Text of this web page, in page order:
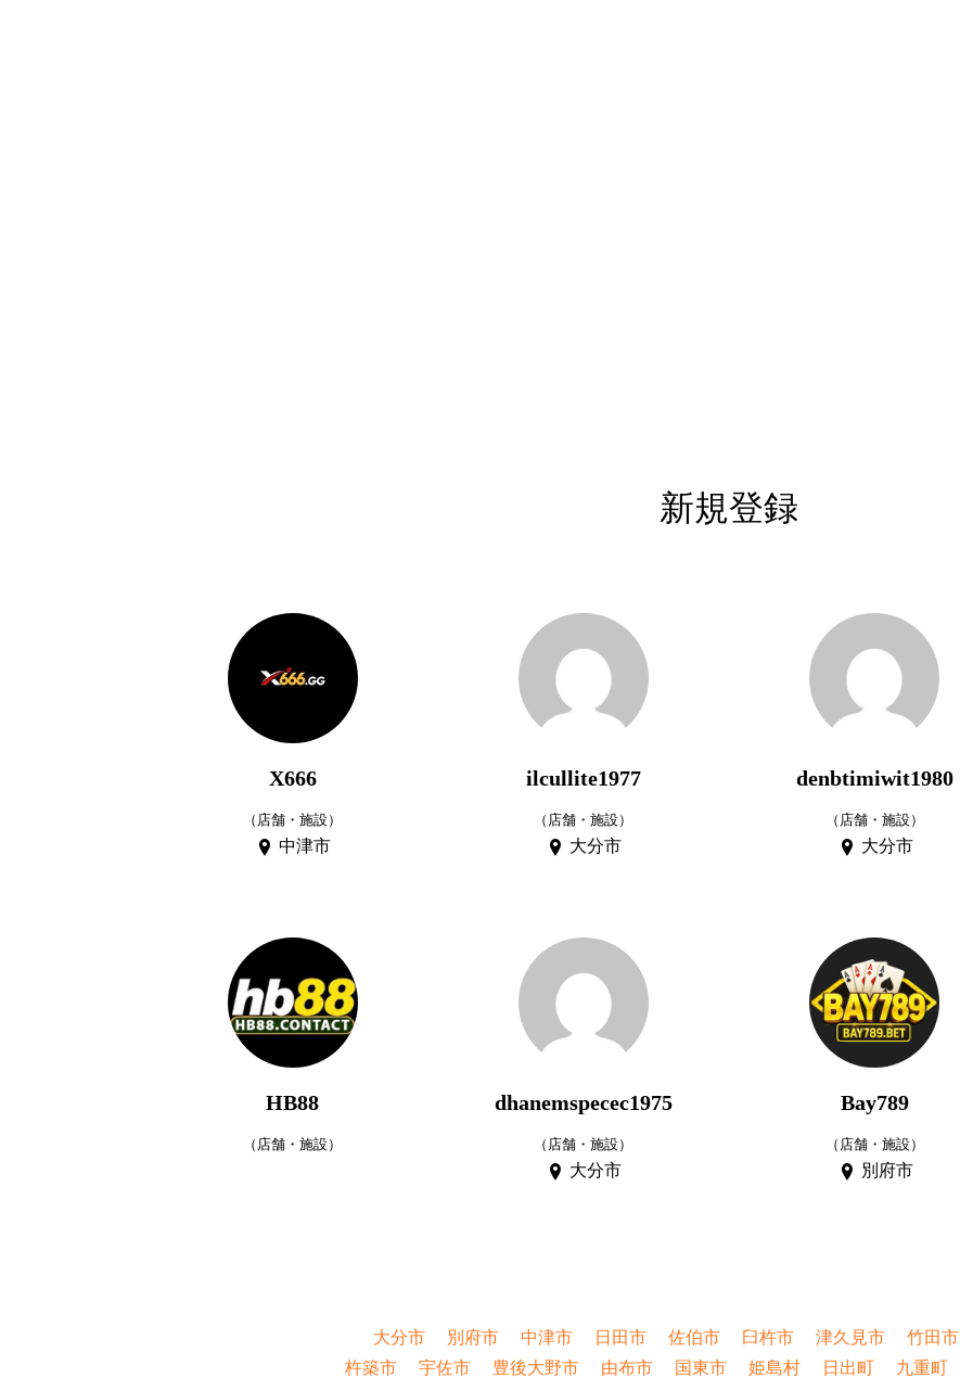
新規登録
X666
（店舗・施設）
中津市
ilcullite1977
（店舗・施設）
大分市
denbtimiwit1980
（店舗・施設）
大分市
HB88
（店舗・施設）
dhanemspecec1975
（店舗・施設）
大分市
Bay789
（店舗・施設）
別府市
大分市 別府市 中津市 日田市 佐伯市 臼杵市 津久見市 竹田市
杵築市
宇佐市 豊後大野市 由布市 国東市 姫島村 日出町 九重町